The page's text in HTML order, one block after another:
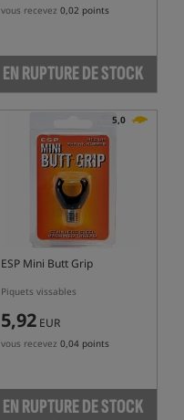
vous recevez 0,02 points
EN RUPTURE DE STOCK
5,0
ESP Mini Butt Grip
Piquets vissables
5,92 EUR
vous recevez 0,04 points
EN RUPTURE DE STOCK